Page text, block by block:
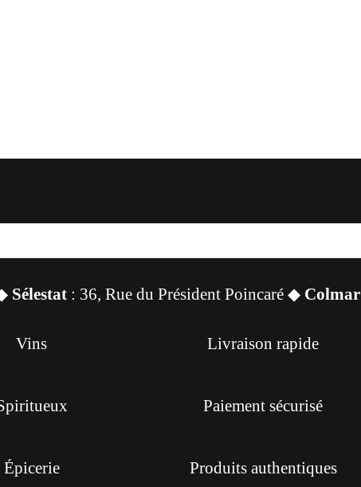
Sélestat : 36, Rue du Président Poincaré ◆ Colmar
Vins
Épicerie
Livraison rapide
Paiement sécurisé
Produits authentiques